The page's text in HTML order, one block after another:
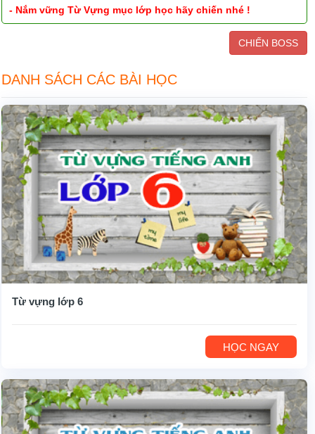
- Nắm vững Từ Vựng mục lớp học hãy chiến nhé !
CHIẾN BOSS
DANH SÁCH CÁC BÀI HỌC
Từ vựng lớp 6
HỌC NGAY